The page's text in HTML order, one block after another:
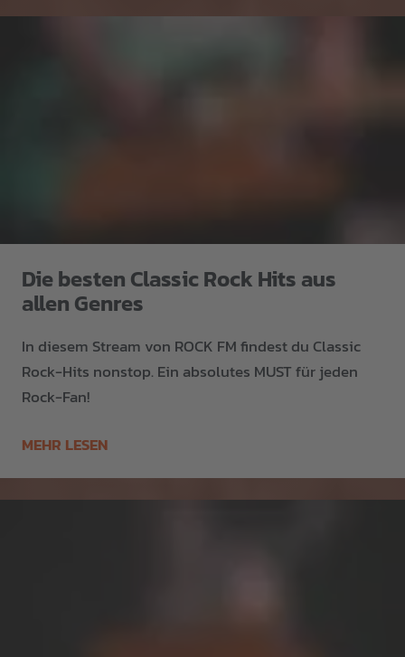
Die besten Classic Rock Hits aus
allen Genres
In diesem Stream von ROCK FM findest du Classic
Rock-Hits nonstop. Ein absolutes MUST für jeden
Rock-Fan!
MEHR LESEN